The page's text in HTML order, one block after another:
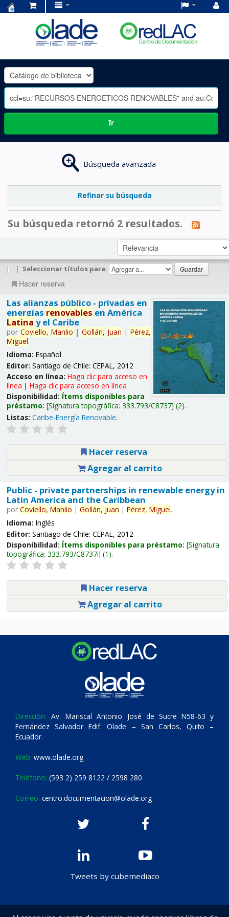
OLADE
-
Ir
Búsqueda avanzada
Refinar su búsqueda
Su búsqueda retornó 2 resultados.
| | Seleccionar títulos para:
Hacer reserva
Las alianzas público - privadas en
energías renovables en América
Latina y el Caribe
por Coviello, Manlio | Gollán, Juan | Pérez,
Miguel.
Idioma: Español
Editor: Santiago de Chile: CEPAL, 2012
Acceso en línea: Haga clic para acceso en
línea | Haga clic para acceso en línea
Disponibilidad: Ítems disponibles para
préstamo: Signatura topográfica: 333.793/C8737 (2).
Listas: Caribe-Energía Renovable.
Hacer reserva
Agregar al carrito
Public - private partnerships in renewable energy in
Latin America and the Caribbean
por Coviello, Manlio | Gollán, Juan | Pérez, Miguel.
Idioma: Inglés
Editor: Santiago de Chile: CEPAL, 2012
Disponibilidad: Ítems disponibles para préstamo: Signatura
topográfica: 333.793/C8737i (1).
Hacer reserva
Agregar al carrito
Dirección: Av. Mariscal Antonio José de Sucre N58-63 y
Fernández Salvador Edif. Olade – San Carlos, Quito –
Ecuador.
Web: www.olade.org
Teléfono: (593 2) 259 8122 / 2598 280
Correo: centro.documentacion@olade.org
Tweets by cubemediaco